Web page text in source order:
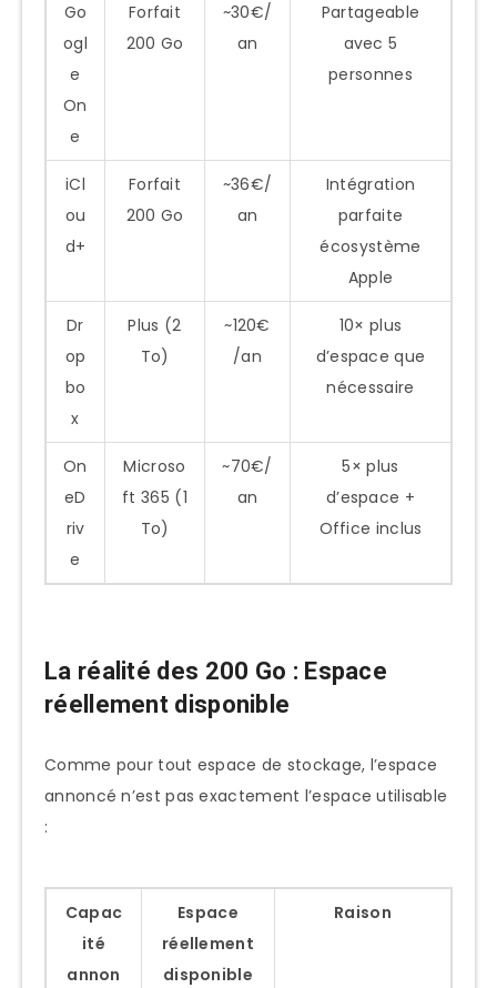
Go
ogl
e
On
e
Forfait
200 Go
~30€/
an
Partageable
avec 5
personnes
iCl
ou
d+
Forfait
200 Go
~36€/
an
Intégration
parfaite
écosystème
Apple
Dr
op
bo
x
Plus (2
To)
~120€
/an
10× plus
d’espace que
nécessaire
On
eD
riv
e
Microso
ft 365 (1
To)
~70€/
an
5× plus
d’espace +
Office inclus
La réalité des 200 Go : Espace
réellement disponible
Comme pour tout espace de stockage, l’espace
annoncé n’est pas exactement l’espace utilisable
:
Capac
ité
annon
Espace
réellement
disponible
Raison